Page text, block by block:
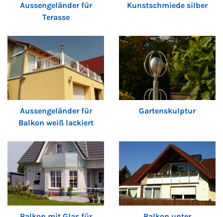
Aussengeländer für
Terasse
Kunstschmiede silber
Aussengeländer für
Balkon weiß lackiert
Gartenskulptur